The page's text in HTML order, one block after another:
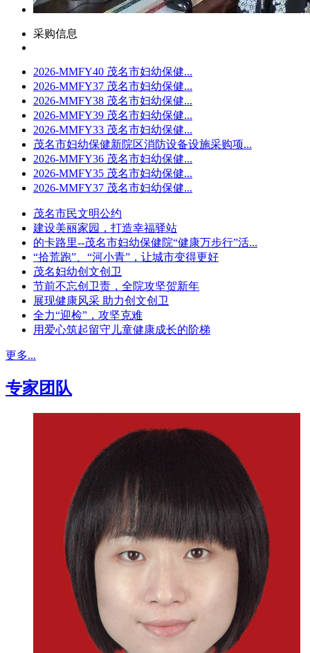
采购信息
2026-MMFY40 茂名市妇幼保健...
2026-MMFY37 茂名市妇幼保健...
2026-MMFY38 茂名市妇幼保健...
2026-MMFY39 茂名市妇幼保健...
2026-MMFY33 茂名市妇幼保健...
茂名市妇幼保健新院区消防设备设施采购项...
2026-MMFY36 茂名市妇幼保健...
2026-MMFY35 茂名市妇幼保健...
2026-MMFY37 茂名市妇幼保健...
茂名市民文明公约
建设美丽家园，打造幸福驿站
的卡路里--茂名市妇幼保健院“健康万步行”活...
“拾荒跑”、“河小青”，让城市变得更好
茂名妇幼创文创卫
节前不忘创卫责，全院攻坚贺新年
展现健康风采 助力创文创卫
全力“迎检”，攻坚克难
用爱心筑起留守儿童健康成长的阶梯
更多...
专家团队